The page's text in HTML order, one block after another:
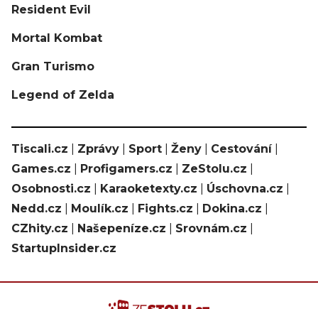
Resident Evil
Mortal Kombat
Gran Turismo
Legend of Zelda
Tiscali.cz Zprávy Sport Ženy Cestování|
Games.cz
Profigamers.cz ZeStolu.cz
Osobnosti.cz
Karaoketexty.cz Úschovna.cz
Nedd.cz
Moulík.cz Fights.cz Dokina.cz
CZhity.cz
Našepeníze.cz Srovnám.cz
StartupInsider.cz